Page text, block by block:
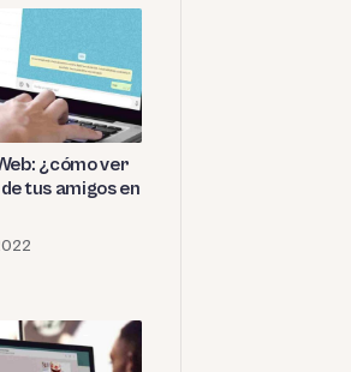
¿cómo ver
tus amigos en